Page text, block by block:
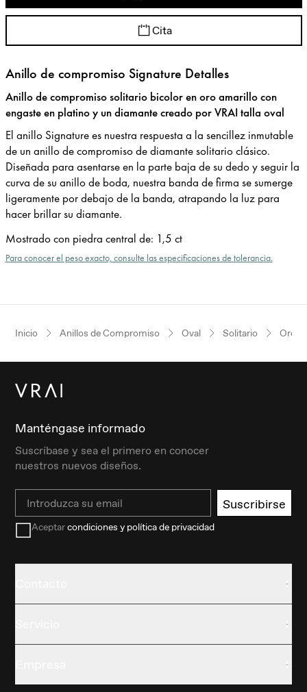
Cita
Anillo de compromiso Signature Detalles
Anillo de compromiso solitario bicolor en oro amarillo con
engaste en platino y un diamante creado por VRAI talla oval
El anillo Signature es nuestra respuesta a la sencillez inmutable
de un anillo de compromiso de diamante solitario clásico.
Diseñada para asentarse en la parte baja de su dedo y seguir la
curva de su anillo de boda, nuestra banda de firma se sumerge
ligeramente por debajo de la banda, atrapando la luz para
hacer brillar su diamante.
Mostrado con piedra central de: 1,5 ct
Para conocer el peso exacto, consulte las especificaciones de tolerancia.
Inicio Anillos de Compromiso Oval Solitario Oro
Manténgase informado
Suscríbase y sea el primero en conocer
nuestros nuevos diseños.
Email Suscribirse
Aceptarcondiciones y política de privacidad